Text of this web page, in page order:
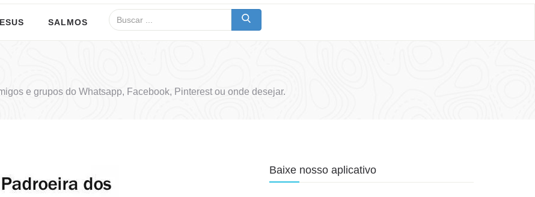
SALMOS
e grupos do Whatsapp, Facebook, Pinterest ou onde desejar.
Baixe nosso aplicativo